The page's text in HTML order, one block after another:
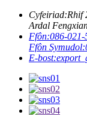
Cyfeiriad:Rhif
Ardal
Ffôn:086-
Ffôn Symudol:
E-bost: